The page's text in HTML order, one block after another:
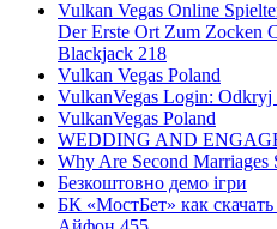
Vulkan Vegas Online
Der Erste Ort Zum Zocken
Blackjack 218
Vulkan Vegas Poland
VulkanVegas Login: Odkryj
VulkanVegas Poland
WEDDING AND
Why Are Second Marriages
Безкоштовно демо ігри
БК «МостБет» как